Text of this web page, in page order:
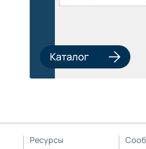
Каталог
Ресурсы